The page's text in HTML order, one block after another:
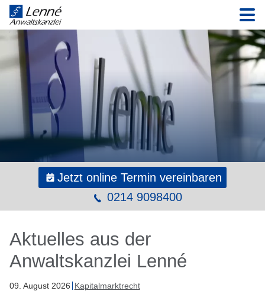
Jetzt online Termin vereinbaren
0214 9098400
Aktuelles aus der
Anwaltskanzlei Lenné
09 August 2026 Kapitalmarktrecht